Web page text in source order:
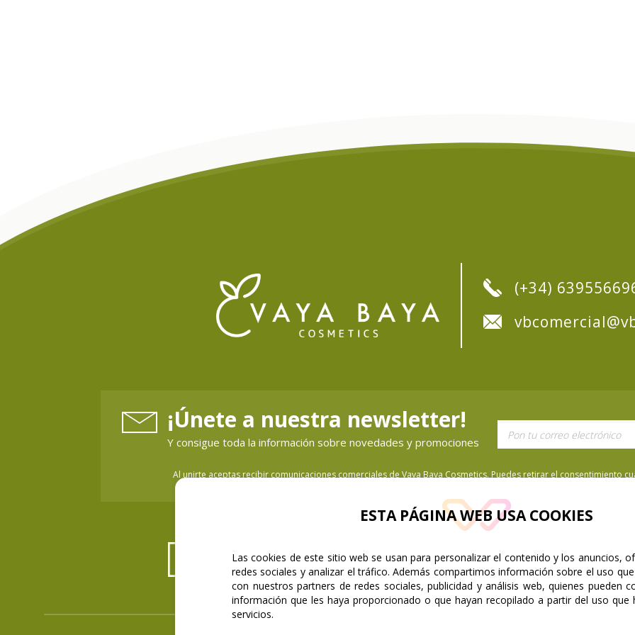
ESTA PÁGINA WEB USA COOKIES
Las cookies de este sitio web se usan para personalizar el contenido y los anuncios,
redes sociales y analizar el tráfico. Además compartimos información sobre el uso
con nuestros partners de redes sociales, publicidad y análisis web, quienes pueden
información que les haya proporcionado o que hayan recopilado a partir del uso que
servicios.
(+34)
¡Únete a nuestra newsletter!
Y consigue toda la información sobre novedades y promociones
Al unirte aceptas recibir comunicaciones comerciales de Vaya Baya Cosmetics. Puedes retirar el consentimiento